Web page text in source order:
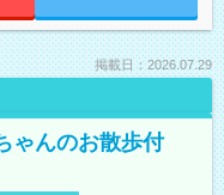
掲載日：2026.07.29
ゃんのお散歩付